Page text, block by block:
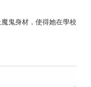
鬼身材，使得她在學校